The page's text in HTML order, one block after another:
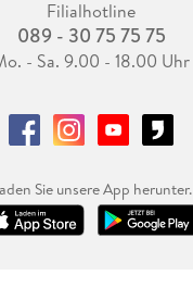
Filialhotline
089 - 30 75 75 75
- Sa. 9.00 - 18.00 Uhr
Sie unsere App herunter.